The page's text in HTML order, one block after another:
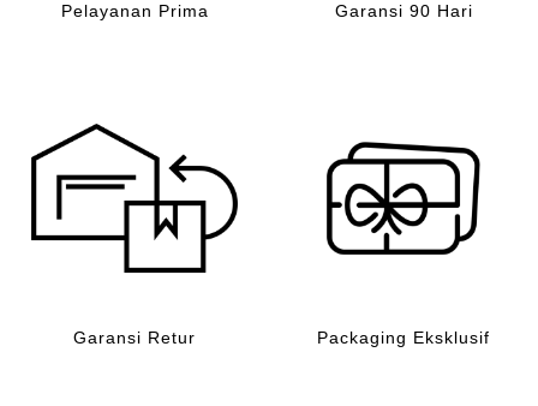
Pelayanan Prima Garansi 90 Hari
Garansi Retur Packaging Eksklusif